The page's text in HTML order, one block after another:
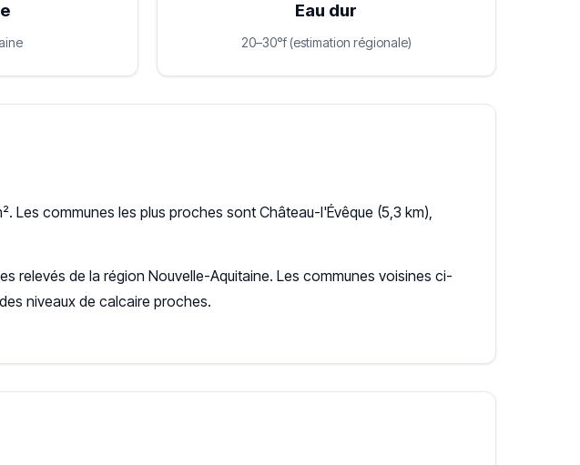
Eau dur
20–30°f (estimation régionale)
Les communes les plus proches sont Château-l'Évêque (5,3 km),
relevés de la région Nouvelle-Aquitaine. Les communes voisines ci-
niveaux de calcaire proches.